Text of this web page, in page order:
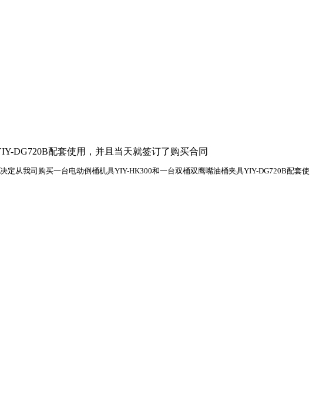
DG720B配套使用，并且当天就签订了购买合同
从我司购买一台电动倒桶机具YIY-HK300和一台双桶双鹰嘴油桶夹具YIY-DG720B配套使